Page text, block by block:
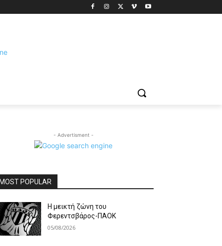
- Advertisment -
POPULAR
Η μεικτή ζώνη του
Φερεντσβάρος-ΠΑΟΚ
05/08/2026